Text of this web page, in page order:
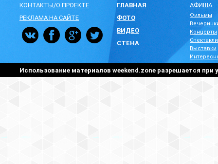
КОНТАКТЫ/О ПРОЕКТЕ
РЕКЛАМА НА САЙТЕ
ГЛАВНАЯ
ФОТО
ВИДЕО
СТЕНА
АФИША
Фильмы
Концерты
Спектакли
Выставки
Использование материалов weekend.zone разрешается